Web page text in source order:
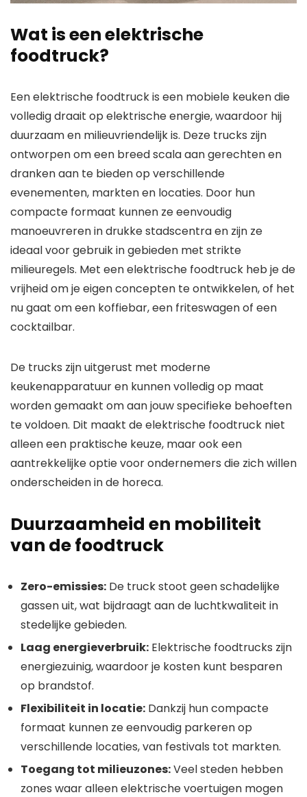
Wat is een elektrische
foodtruck?
Een elektrische foodtruck is een mobiele keuken die
volledig draait op elektrische energie, waardoor hij
duurzaam en milieuvriendelijk is. Deze trucks zijn
ontworpen om een breed scala aan gerechten en
dranken aan te bieden op verschillende
evenementen, markten en locaties. Door hun
compacte formaat kunnen ze eenvoudig
manoeuvreren in drukke stadscentra en zijn ze
ideaal voor gebruik in gebieden met strikte
milieuregels. Met een elektrische foodtruck heb je de
vrijheid om je eigen concepten te ontwikkelen, of het
nu gaat om een koffiebar, een friteswagen of een
cocktailbar.
De trucks zijn uitgerust met moderne
keukenapparatuur en kunnen volledig op maat
worden gemaakt om aan jouw specifieke behoeften
te voldoen. Dit maakt de elektrische foodtruck niet
alleen een praktische keuze, maar ook een
aantrekkelijke optie voor ondernemers die zich willen
onderscheiden in de horeca.
Duurzaamheid en mobiliteit
van de foodtruck
Zero-emissies: De truck stoot geen schadelijke
gassen uit, wat bijdraagt aan de luchtkwaliteit in
stedelijke gebieden.
Laag energieverbruik: Elektrische foodtrucks zijn
energiezuinig, waardoor je kosten kunt besparen
op brandstof.
Flexibiliteit in locatie: Dankzij hun compacte
formaat kunnen ze eenvoudig parkeren op
verschillende locaties, van festivals tot markten.
Toegang tot milieuzones:Veel steden hebben
zones waar alleen elektrische voertuigen mogen